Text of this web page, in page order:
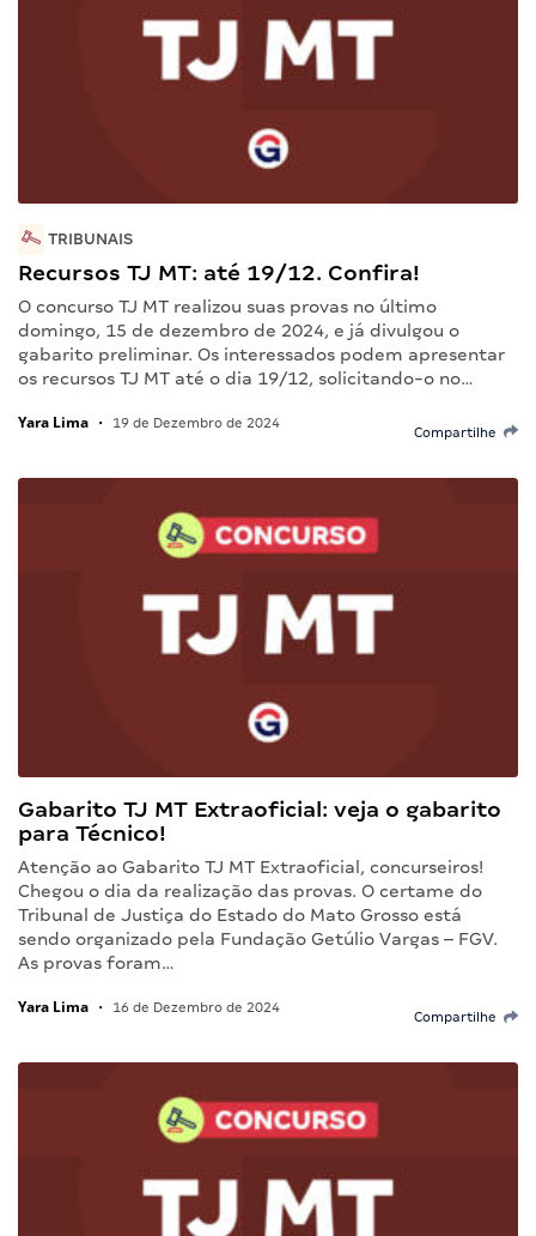
TRIBUNAIS
Recursos TJ MT: até 19/12. Confira!
O concurso TJ MT realizou suas provas no último
domingo, 15 de dezembro de 2024, e já divulgou o
gabarito preliminar. Os interessados podem apresentar
os recursos TJ MT até o dia 19/12, solicitando-o no…
Yara Lima • 19 de Dezembro de 2024
Compartilhe
Gabarito TJ MT Extraoficial: veja o gabarito
para Técnico!
Atenção ao Gabarito TJ MT Extraoficial, concurseiros!
Chegou o dia da realização das provas. O certame do
Tribunal de Justiça do Estado do Mato Grosso está
sendo organizado pela Fundação Getúlio Vargas – FGV.
As provas foram…
Yara Lima • 16 de Dezembro de 2024
Compartilhe